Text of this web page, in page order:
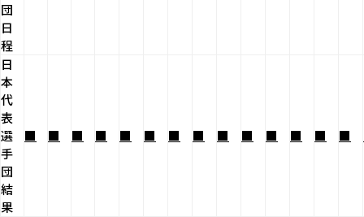
団
日
程
日
本
代
表
選
手
団
結
果
■ ■ ■ ■ ■ ■ ■ ■ ■ ■ ■ ■ ■ ■